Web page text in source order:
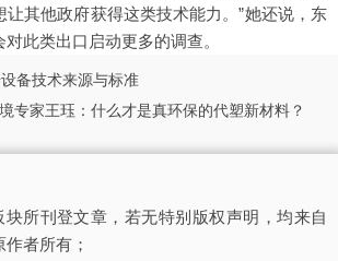
让其他政府获得这类技术能力。”她还说，东
此类出口启动更多的调查。
备技术来源与标准
专家王珏：什么才是真环保的代塑新材料？
块所刊登文章，若无特别版权声明，均来自
者所有；